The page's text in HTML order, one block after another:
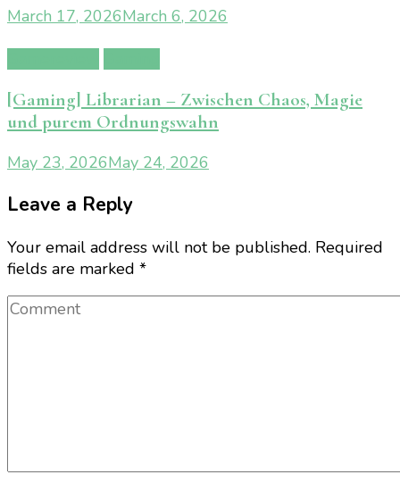
March 17, 2026March 6, 2026
[Gaming] Librarian – Zwischen Chaos, Magie
und purem Ordnungswahn
May 23, 2026May 24, 2026
Leave a Reply
Your email address will not be published. Required
fields are marked *
Comment